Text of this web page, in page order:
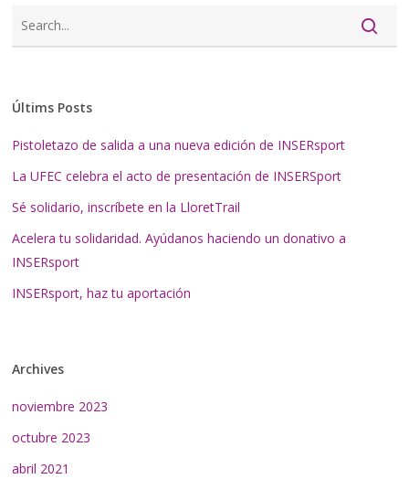
Últims Posts
Pistoletazo de salida a una nueva edición de INSERsport
La UFEC celebra el acto de presentación de INSERSport
Sé solidario, inscríbete en la LloretTrail
Acelera tu solidaridad. Ayúdanos haciendo un donativo a
INSERsport
INSERsport, haz tu aportación
Archives
noviembre 2023
octubre 2023
abril 2021